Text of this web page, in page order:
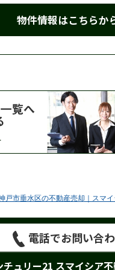
物件情報はこちらか
戸市垂水区の不動産売却｜スマ
電話でお問い合
チュリー21 スマイシア